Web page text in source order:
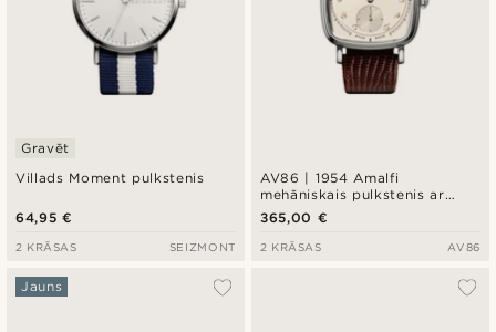
Villads Moment pulkstenis
Gravēt
64,95 €
2 KRĀSAS SEIZMONT
AV86 | 1954 Amalfi
mehāniskais pulkstenis ar
tērauda korpusu un
krēmkrāsas ciparnīcu
365,00 €
2 KRĀSAS AV86
Jauns